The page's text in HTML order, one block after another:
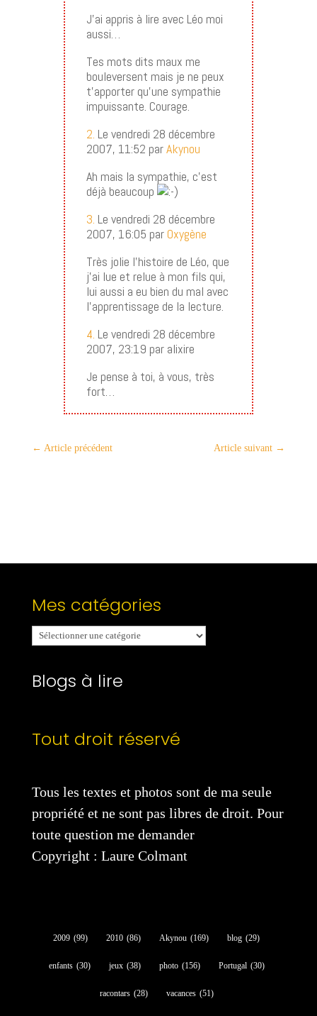
J’ai appris à lire avec Léo moi
aussi…
Tes mots dits maux me
bouleversent mais je ne peux
t’apporter qu’une sympathie
impuissante. Courage.
2. Le vendredi 28 décembre
2007, 11:52 parAkynou
Ah mais la sympathie, c’est
déjà beaucoup
3. Le vendredi 28 décembre
2007, 16:05 parOxygène
Très jolie l’histoire de Léo, que
j’ai lue et relue à mon fils qui,
lui aussi a eu bien du mal avec
l’apprentissage de la lecture.
4. Le vendredi 28 décembre
2007, 23:19 par alixire
Je pense à toi, à vous, très
fort…
← Article précédent Article suivant →
Mes catégories
Mes
catégories
Blogs à lire
Tout droit réservé
Tous les textes et photos sont de ma seule
propriété et ne sont pas libres de droit. Pour
toute question me demander
Copyright : Laure Colmant
2009 (99) 2010 (86) Akynou (169) blog (29)
enfants (30) jeux (38) photo (156) Portugal (30)
racontars (28) vacances (51)